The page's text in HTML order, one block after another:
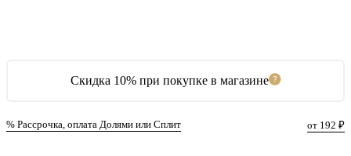
Скидка 10% при покупке в магазине
% Рассрочка, оплата Долями или Сплит от 192 ₽